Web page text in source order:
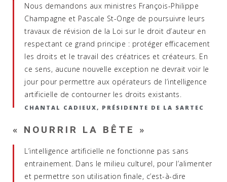
Nous demandons aux ministres François-Philippe
Champagne et Pascale St-Onge de poursuivre leurs
travaux de révision de la Loi sur le droit d’auteur en
respectant ce grand principe : protéger efficacement
les droits et le travail des créatrices et créateurs. En
ce sens, aucune nouvelle exception ne devrait voir le
jour pour permettre aux opérateurs de l’intelligence
artificielle de contourner les droits existants.
CHANTAL CADIEUX, PRÉSIDENTE DE LA SARTEC
« NOURRIR LA BÊTE »
L’intelligence artificielle ne fonctionne pas sans
entrainement. Dans le milieu culturel, pour l’alimenter
et permettre son utilisation finale, c’est-à-dire